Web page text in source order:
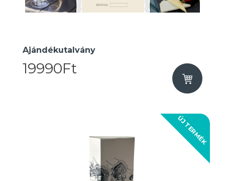
Ajándékutalvány
19990Ft
ÚJ TERMÉK